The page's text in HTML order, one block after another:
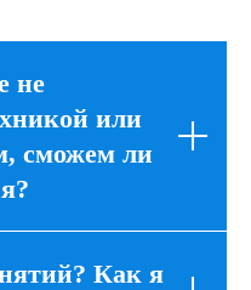
не
или
сможем ли
Как я